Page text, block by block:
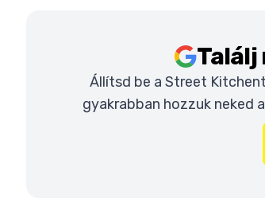
Találj
Állítsd be a Street
gyakrabban hozzuk neked